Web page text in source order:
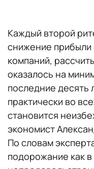
Каждый второй
снижение прибыли
компаний,
оказалось на
последние десять
практически во
становится
экономист
По словам
подорожание как в